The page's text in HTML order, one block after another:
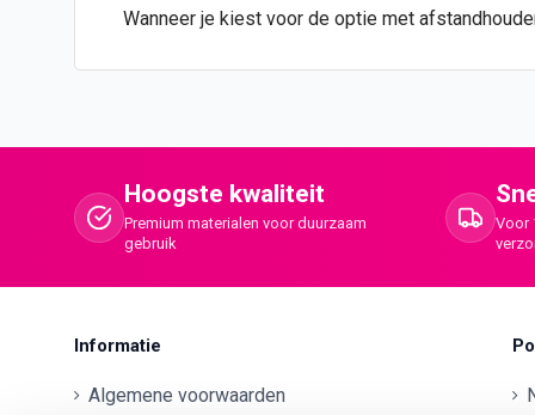
Wanneer je kiest voor de optie met
Hoogste kwaliteit
Premium materialen voor duurzaam
gebruik
Voor
Informatie
Algemene voorwaarden